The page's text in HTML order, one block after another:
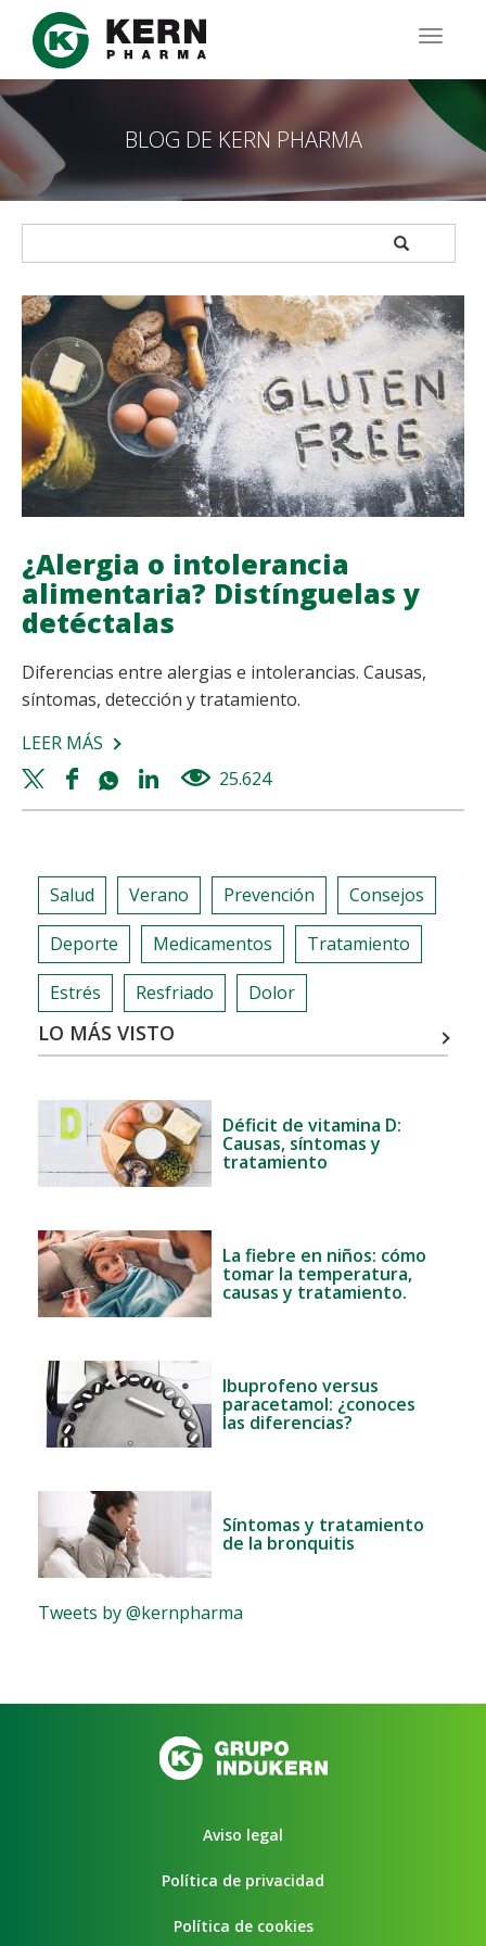
Pasar
contenido
principal
BLOG DE KERN PHARMA
APPLY
¿Alergia o intolerancia
alimentaria? Distínguelas y
detéctalas
Diferencias entre alergias e intolerancias. Causas,
síntomas, detección y tratamiento.
LEER MÁS SOBRE
¿ALERGIA
O
DISTÍNGUELAS
DETÉCTALAS
Twitter
share
Facebook
share
Whatsapp
share
Linkedin
share
25.624views
Salud Verano Prevención Consejos
Deporte Medicamentos Tratamiento
Estrés Resfriado Dolor
LO MÁS VISTO
Déficit de vitamina D:
Causas, síntomas y
tratamiento
La fiebre en niños: cómo
tomar la temperatura,
causas y tratamiento.
Ibuprofeno versus
paracetamol: ¿conoces
las diferencias?
Síntomas y tratamiento
de la bronquitis
Tweets by @kernpharma
Aviso legal
Política de privacidad
Política de cookies